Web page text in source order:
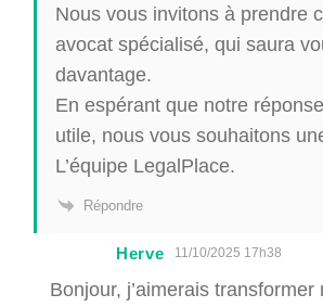
Nous vous invitons à prendre
avocat spécialisé, qui saura
davantage.
En espérant que notre
utile, nous vous souhaitons
L’équipe LegalPlace.
Répondre
Herve 11/10/2025 17h38
Bonjour, j’aimerais transformer